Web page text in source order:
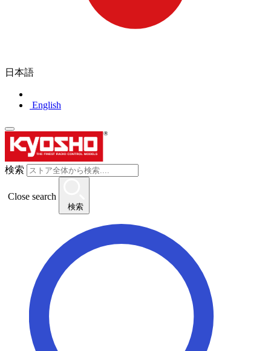
日本語
English
検索
Close search
検索